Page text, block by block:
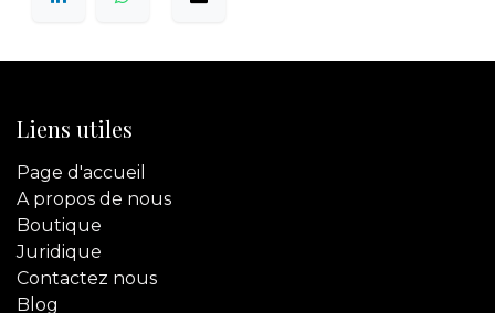
Liens utiles
Page d'accueil
A propos de nous
Boutique
Juridique
Contactez nous
Blog